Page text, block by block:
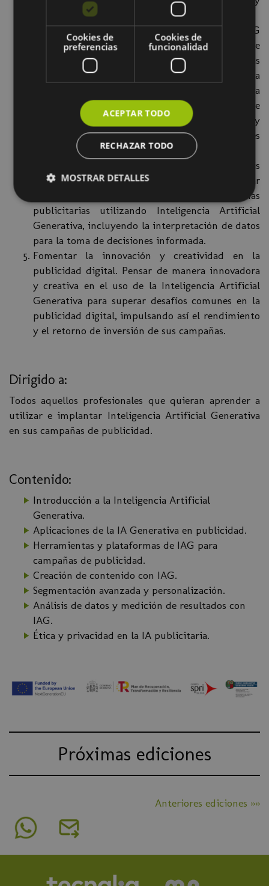
aprendizajes clave.
Formarse en herramientas y plataformas de IAG
aplicadas a la publicidad. Ofrecer aprendizaje
práctico sobre herramientas y plataformas
específicas de Inteligencia Artificial Generativa
que pueden ser utilizadas para mejorar la
creación de contenido, segmentación de
audiencia, personalización de mensajes y
optimización de campañas en Google Ads y Redes
Desarrollar habilidades en la medición y análisis
de resultados. Cómo medir y analizar
efectivamente los resultados de sus campañas
publicitarias utilizando Inteligencia Artificial
Generativa, incluyendo la interpretación de datos
para la toma de decisiones informada.
Fomentar la innovación y creatividad en la
publicidad digital. Pensar de manera innovadora
y creativa en el uso de la Inteligencia Artificial
Generativa para superar desafíos comunes en la
publicidad digital, impulsando así el rendimiento
y el retorno de inversión de sus campañas.
Dirigido a:
Todos aquellos profesionales que quieran aprender a
utilizar e implantar Inteligencia Artificial Generativa
en sus campañas de publicidad.
Contenido:
Introducción a la Inteligencia Artificial
Generativa.
Aplicaciones de la IA Generativa en publicidad.
Herramientas y plataformas de IAG para
campañas de publicidad.
Creación de contenido con IAG.
Segmentación avanzada y personalización.
Análisis de datos y medición de resultados con
IAG.
Ética y privacidad en la IA publicitaria.
Próximas ediciones
Anteriores ediciones »»
Cookies de
preferencias
Cookies de
funcionalidad
ACEPTAR TODO
RECHAZAR TODO
MOSTRAR DETALLES